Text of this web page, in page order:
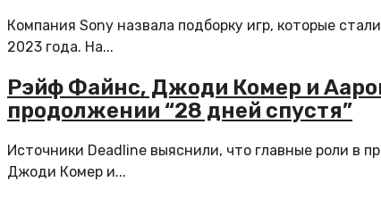
Компания Sony назвала подборку игр, которые
2023 года. На...
Рэйф Файнс, Джоди Комер и
продолжении “28 дней спустя”
Источники Deadline выяснили, что главные роли в
Джоди Комер и...